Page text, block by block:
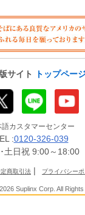
サイト トップペー
語カスタマーセンター
:0120-326-039
土日祝 9:00～18:00
商取引法 | プライバシー
Suplinx Corp. All Rights